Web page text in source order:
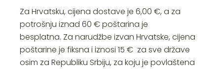
Za Hrvatsku, cijena dostave je 6,00 €, a za
potrošnju iznad 60 € poštarina je
besplatna. Za narudžbe izvan Hrvatske, cijena
poštarine je fiksna i iznosi 15 € za sve države
osim za Republiku Srbiju, za koju je povlaštena